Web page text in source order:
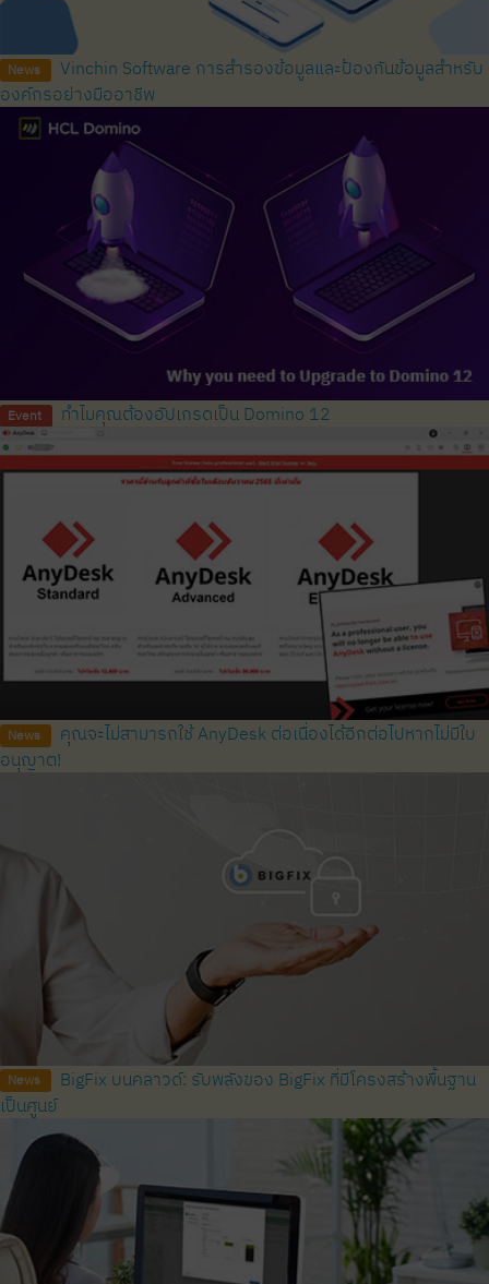
News
Vinchin Software การสำรองข้อมูลและป้องกันข้อมูลสำหรับ
องค์กรอย่างมืออาชีพ
Event ทำไมคุณต้องอัปเกรดเป็น Domino 12
News
คุณจะไม่สามารถใช้ AnyDesk ต่อเนื่องได้อีกต่อไปหากไม่มีใบ
อนุญาต!
News
BigFix บนคลาวด์: รับพลังของ BigFix ที่มีโครงสร้างพื้นฐาน
เป็นศูนย์